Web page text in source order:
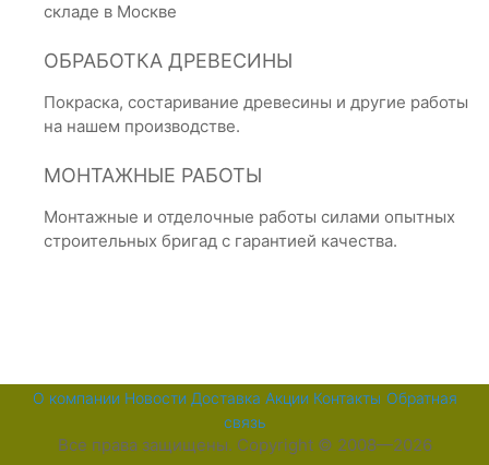
складе в Москве
ОБРАБОТКА ДРЕВЕСИНЫ
Покраска, состаривание древесины и другие работы
на нашем производстве.
МОНТАЖНЫЕ РАБОТЫ
Монтажные и отделочные работы силами опытных
строительных бригад с гарантией качества.
О компании Новости Доставка Акции Контакты Обратная
связь
Все права защищены. Copyright © 2008—2026